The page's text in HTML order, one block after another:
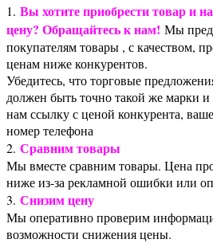
1. Вы хотите приобрести товар и
цену? Обращайтесь к нам! Мы
покупателям товары , с качеством,
ценам ниже конкурентов.
Убедитесь, что торговые
должен быть точно такой же марки и
нам ссылку с ценой конкурента,
номер телефона
2. Сравним товары
Мы вместе сравним товары. Цена
ниже из-за рекламной ошибки или
3. Снизим цену
Мы оперативно проверим
возможности снижения цены.